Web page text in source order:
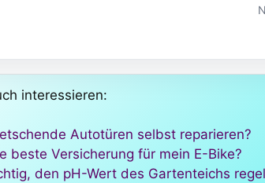
interessieren:
Autotüren selbst reparieren?
beste Versicherung für mein E-Bike?
den pH-Wert des Gartenteichs